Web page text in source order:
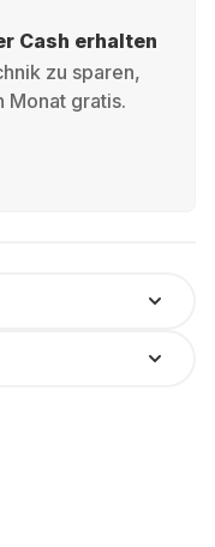
Cash erhalten
zu sparen,
Monat gratis.